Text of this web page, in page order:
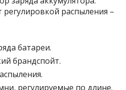
распыления –
батареи.
брандспойт.
регулируемые по длине.